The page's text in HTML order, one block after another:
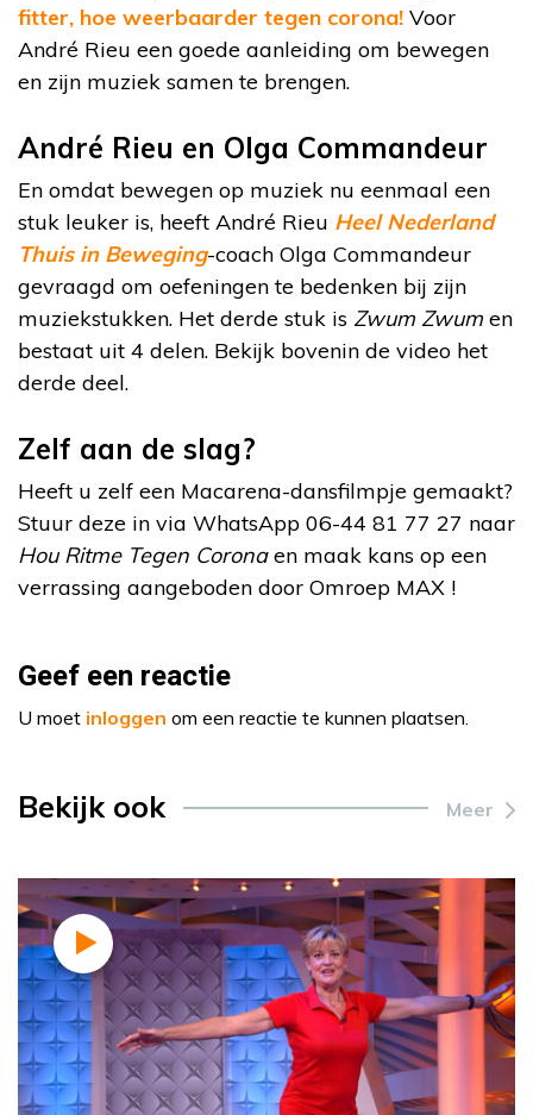
fitter, hoe weerbaarder tegen corona! Voor
André Rieu een goede aanleiding om bewegen
en zijn muziek samen te brengen.
André Rieu en Olga Commandeur
En omdat bewegen op muziek nu eenmaal een
stuk leuker is, heeft André Rieu Heel Nederland
Thuis in Beweging-coach Olga Commandeur
gevraagd om oefeningen te bedenken bij zijn
muziekstukken. Het derde stuk is Zwum Zwum en
bestaat uit 4 delen. Bekijk bovenin de video het
derde deel.
Zelf aan de slag?
Heeft u zelf een Macarena-dansfilmpje gemaakt?
Stuur deze in via WhatsApp 06-44 81 77 27 naar
Hou Ritme Tegen Coronaen maak kans op een
verrassing aangeboden door Omroep MAX !
Geef een reactie
U moet inloggen om een reactie te kunnen plaatsen.
Bekijk ook Meer